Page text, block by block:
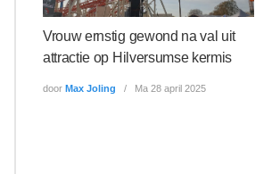
Vrouw ernstig gewond na val uit
attractie op Hilversumse kermis
door Max Joling Ma 28 april 2025